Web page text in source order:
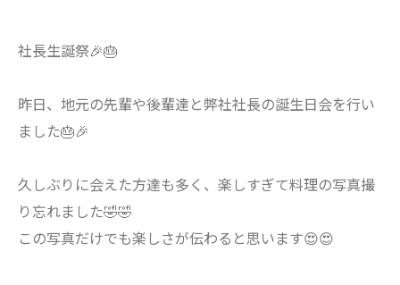
社長生誕祭🎉🎂
昨日、地元の先輩や後輩達と弊社社長の誕生日会を行い
ました🎂🎉
久しぶりに会えた方達も多く、楽しすぎて料理の写真撮
り忘れました🤣🤣
この写真だけでも楽しさが伝わると思います😍😍